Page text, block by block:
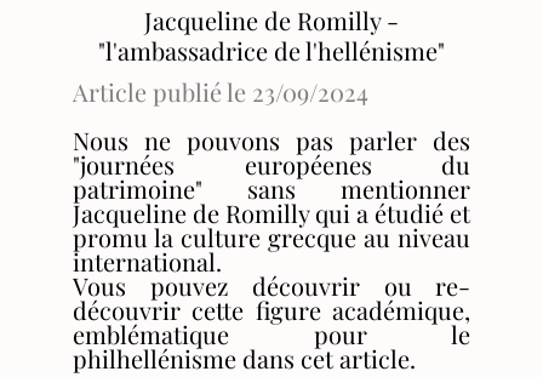
Jacqueline de Romilly -
"l'ambassadrice de l'hellénisme"
Article publié le 23/09/2024
Nous ne pouvons pas parler des
"journées européenes du
patrimoine" sans mentionner
Jacqueline de Romilly qui a étudié et
promu la culture grecque au niveau
international.
Vous pouvez découvrir ou re-
découvrir cette figure académique,
emblématique pour le
philhellénisme dans cet article.